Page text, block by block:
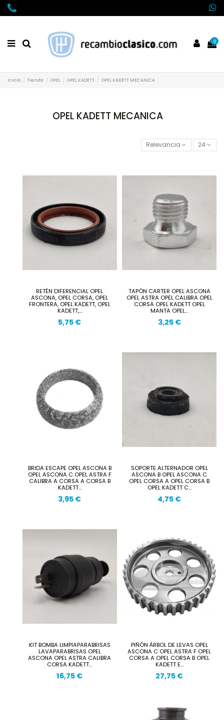
0
Inicio Tienda OPEL OPEL KADETT OPEL KADETT MECANICA
OPEL KADETT MECANICA
Relevancia 24
RETÉN DIFERENCIAL OPEL
ASCONA, OPEL CORSA, OPEL
FRONTERA, OPEL KADETT, OPEL
KADETT,...
5,75 €
TAPÓN CARTER OPEL ASCONA
OPEL ASTRA OPEL CALIBRA OPEL
CORSA OPEL KADETT OPEL
MANTA OPEL...
3,25 €
BRIDA ESCAPE OPEL ASCONA B
OPEL ASCONA C OPEL ASTRA F
CALIBRA A CORSA A CORSA B
KADETT...
3,95 €
SOPORTE ALTERNADOR OPEL
ASCONA B OPEL ASCONA C
OPEL CORSA A OPEL CORSA B
OPEL KADETT C...
4,75 €
KIT BOMBA LIMPIAPARABRISAS
LAVAPARABRISAS OPEL
ASCONA OPEL ASTRA CALIBRA
CORSA KADETT...
16,75 €
PIÑÓN ÁRBOL DE LEVAS OPEL
ASCONA C OPEL ASTRA F OPEL
CORSA A OPEL CORSA B OPEL
KADETT E...
27,75 €